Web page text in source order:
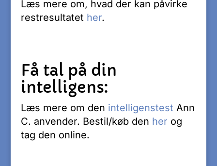
Læs mere om, hvad der kan påvirke
restresultatet her.
Få tal på din
intelligens:
Læs mere om den intelligenstest Ann
C. anvender. Bestil/køb den her og
tag den online.